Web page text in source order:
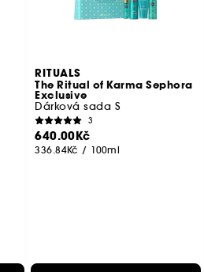
RITUALS
The Ritual of Karma Sephora
Exclusive
Dárková sada S
3
640.00Kč
336.84Kč / 100ml